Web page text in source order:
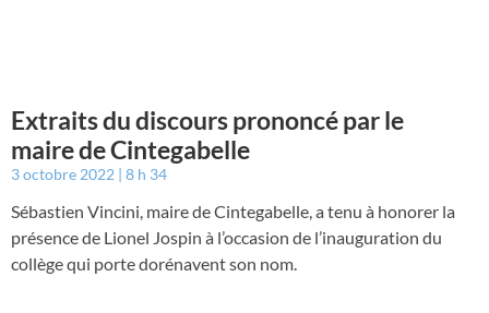
Extraits du discours prononcé par le
maire de Cintegabelle
3 octobre 2022 8 h 34
Sébastien Vincini, maire de Cintegabelle, a tenu à honorer la
présence de Lionel Jospin à l’occasion de l’inauguration du
collège qui porte dorénavent son nom.